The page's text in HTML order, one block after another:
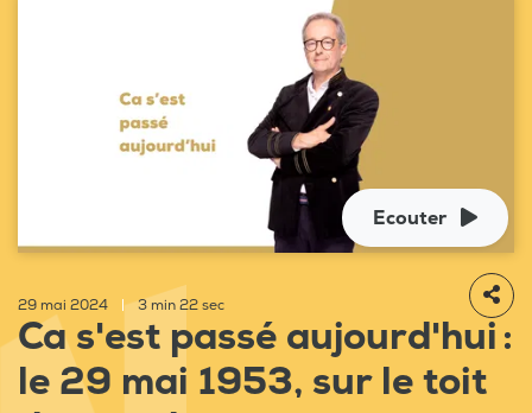
Ecouter
29 mai 2024 3 min 22 sec
Ca s'est passé aujourd'hui :
le 29 mai 1953, sur le toit